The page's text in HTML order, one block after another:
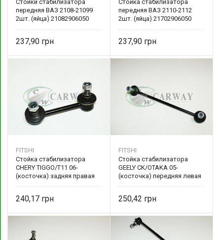
Стойки стабилизатора
передняя ВАЗ 2108-21099
2шт. (яйца) 21082906050
237,90
Стойка стабилизатора
передняя ВАЗ 2110-2112
2шт. (яйца) 21702906050
237,90
FITSHI
Стойка стабилизатора
CHERY TIGGO/T11 06-
(косточка) задняя правая
240,17
FITSHI
Стойка стабилизатора
GEELY CK/OTAKA 05-
(косточка) передняя левая
250,42